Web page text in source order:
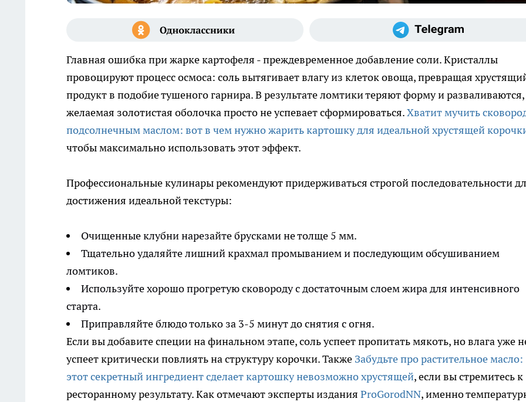
Главная ошибка при жарке картофеля - преждевременное добавление соли. Кристаллы
провоцируют процесс осмоса: соль вытягивает влагу из клеток овоща, превращая
продукт в подобие тушеного гарнира. В результате ломтики теряют форму и разваливаются,
желаемая золотистая оболочка просто не успевает сформироваться.Хватит мучить
подсолнечным маслом: вот в чем нужно жарить картошку для идеальной хрустящей
чтобы максимально использовать этот эффект.
Профессиональные кулинары рекомендуют придерживаться строгой последовательности
достижения идеальной текстуры:
Очищенные клубни нарезайте брусками не толще 5 мм.
Тщательно удаляйте лишний крахмал промыванием и последующим обсушиванием
ломтиков.
Используйте хорошо прогретую сковороду с достаточным слоем жира для интенсивного
старта.
Приправляйте блюдо только за 3-5 минут до снятия с огня.
Если вы добавите специи на финальном этапе, соль успеет пропитать мякоть, но влага уже
успеет критически повлиять на структуру корочки. Также Забудьте про растительное масло:
этот секретный ингредиент сделает картошку невозможно хрустящей, если вы стремитесь к
ресторанному результату. Как отмечают эксперты издания ProGorodNN, именно